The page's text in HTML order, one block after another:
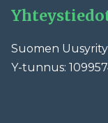
Suomen
Y-tunnus: